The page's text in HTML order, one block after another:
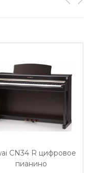
CN34 R цифровое
пианино